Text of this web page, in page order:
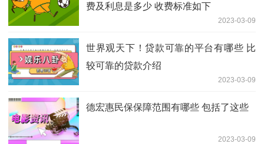
费及利息是多少 收费标准如下
2023-03-09
世界观天下！贷款可靠的平台有哪些 比
较可靠的贷款介绍
2023-03-09
德宏惠民保保障范围有哪些 包括了这些
2023-03-09